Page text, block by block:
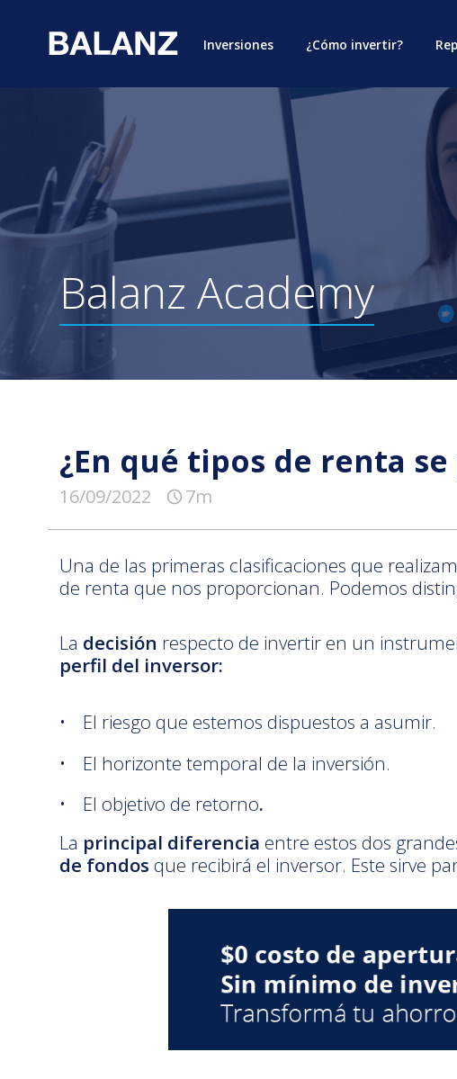
Inversiones ¿Cómo invertir?
Balanz Academy
¿En qué tipos de renta
16/09/2022 7m
Una de las primeras clasificaciones que
de renta que nos proporcionan. Podemos
La decisión respecto de invertir en un
perfil del inversor:
El riesgo que estemos dispuestos a asumir.
El horizonte temporal de la inversión.
El objetivo de retorno.
La principal diferencia entre estos dos
de fondos que recibirá el inversor. Este sirve